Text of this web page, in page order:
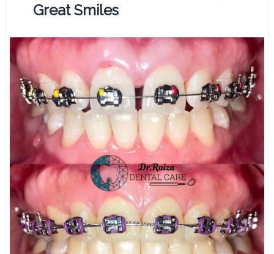
Great Smiles